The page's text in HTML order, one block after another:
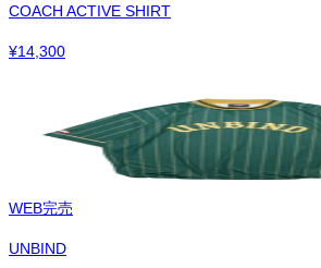
COACH ACTIVE SHIRT
¥14,300
WEB完売
UNBIND